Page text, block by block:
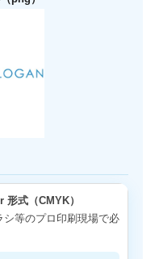
式（CMYK）
シ等のプロ印刷現場で必